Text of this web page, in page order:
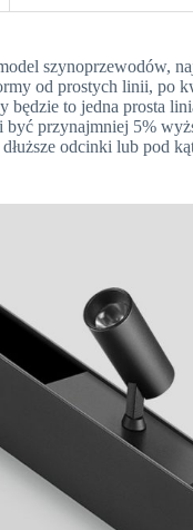
szynoprzewodów,
od prostych linii, po
to jedna prosta
być przynajmniej 5%
odcinki lub pod